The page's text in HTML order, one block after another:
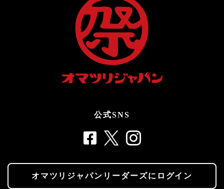
公式SNS
オマツリジャパンリーダーズにログイン